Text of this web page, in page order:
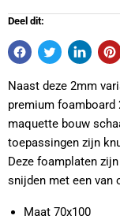
Deel dit:
Naast deze 2mm
premium foamboard
maquette bouw
toepassingen zijn
Deze foamplaten
snijden met een van
Maat 70x100